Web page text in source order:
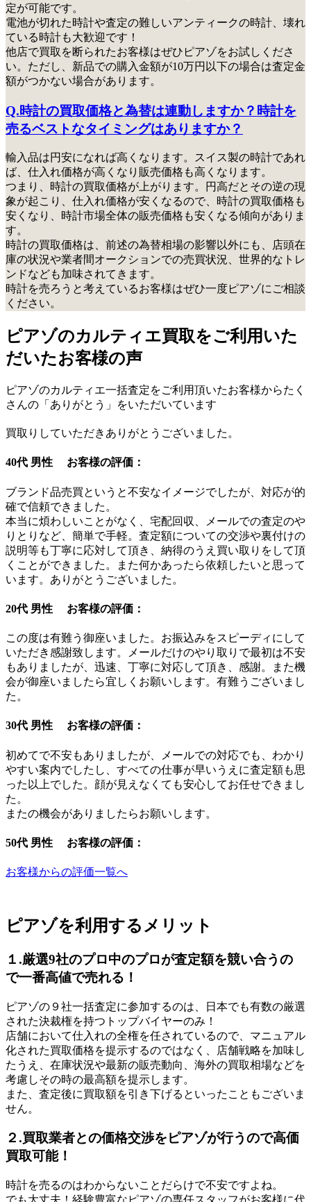
定が可能です。
電池が切れた時計や査定の難しいアンティークの時計、壊れ
ている時計も大歓迎です！
他店で買取を断られたお客様はぜひピアゾをお試しくださ
い。ただし、新品での購入金額が10万円以下の場合は査定金
額がつかない場合があります。
Q.時計の買取価格と為替は連動しますか？時計を
売るベストなタイミングはありますか？
輸入品は円安になれば高くなります。スイス製の時計であれ
ば、仕入れ価格が高くなり販売価格も高くなります。
つまり、時計の買取価格が上がります。円高だとその逆の現
象が起こり、仕入れ価格が安くなるので、時計の買取価格も
安くなり、時計市場全体の販売価格も安くなる傾向がありま
す。
時計の買取価格は、前述の為替相場の影響以外にも、店頭在
庫の状況や業者間オークションでの売買状況、世界的なトレ
ンドなども加味されてきます。
時計を売ろうと考えているお客様はぜひ一度ピアゾにご相談
ください。
ピアゾのカルティエ買取をご利用いた
だいたお客様の声
ピアゾのカルティエ一括査定をご利用頂いたお客様からたく
さんの「ありがとう」をいただいています
買取りしていただきありがとうございました。
40代 男性 お客様の評価：
ブランド品売買というと不安なイメージでしたが、対応が的
確で信頼できました。
本当に煩わしいことがなく、宅配回収、メールでの査定のや
りとりなど、簡単で手軽。査定額についての交渉や裏付けの
説明等も丁寧に応対して頂き、納得のうえ買い取りをして頂
くことができました。また何かあったら依頼したいと思って
います。ありがとうございました。
20代 男性 お客様の評価：
この度は有難う御座いました。お振込みをスピーディにして
いただき感謝致します。メールだけのやり取りで最初は不安
もありましたが、迅速、丁寧に対応して頂き、感謝。また機
会が御座いましたら宜しくお願いします。有難うございまし
た。
30代 男性 お客様の評価：
初めてで不安もありましたが、メールでの対応でも、わかり
やすい案内でしたし、すべての仕事が早いうえに査定額も思
った以上でした。顔が見えなくても安心してお任せできまし
た。
またの機会がありましたらお願いします。
50代 男性 お客様の評価：
お客様からの評価一覧へ
ピアゾを利用するメリット
１.厳選9社のプロ中のプロが査定額を競い合うの
で一番高値で売れる！
ピアゾの９社一括査定に参加するのは、日本でも有数の厳選
された決裁権を持つトップバイヤーのみ！
店舗において仕入れの全権を任されているので、マニュアル
化された買取価格を提示するのではなく、店舗戦略を加味し
たうえ、在庫状況や最新の販売動向、海外の買取相場などを
考慮しその時の最高額を提示します。
また、査定後に買取額を引き下げるといったこともございま
せん。
２.買取業者との価格交渉をピアゾが行うので高価
買取可能！
時計を売るのはわからないことだらけで不安ですよね。